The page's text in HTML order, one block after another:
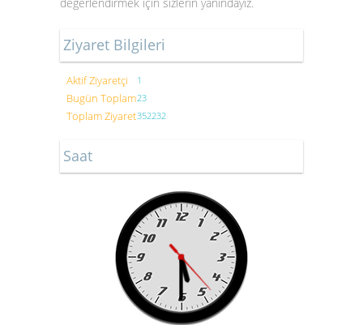
Ziyaret Bilgileri
Aktif Ziyaretçi 1
Bugün Toplam23
Toplam Ziyaret352232
Saat